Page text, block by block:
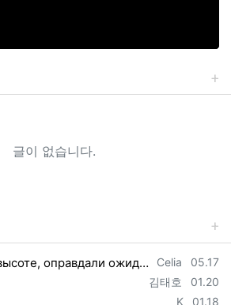
글이 없습니다.
등록자
Celia 등록일
05.17
Цена-качество на высоте, оправдали ожидания https://vpncheburnet.top/
등록자
김태호 등록일
01.20
등록자
K 등록일
01.18